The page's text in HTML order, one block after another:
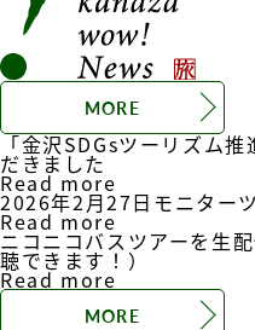
MORE
「金沢SDGsツーリズム
だきました
Read more
2026年2月27日モニター
Read more
ニコニコバスツアーを生
聴できます！）
Read more
MORE